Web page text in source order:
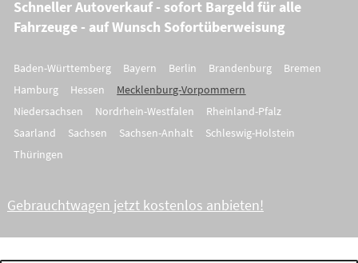
Schneller Autoverkauf - sofort Bargeld für alle
Fahrzeuge - auf Wunsch Sofortüberweisung
Baden-Württemberg Bayern Berlin Brandenburg
Bremen
Hamburg
Hessen
Mecklenburg-Vorpommern
Niedersachsen
Nordrhein-Westfalen
Rheinland-Pfalz
Saarland
Sachsen Sachsen-Anhalt
Schleswig-Holstein
Thüringen
Gebrauchtwagen jetzt kostenlos anbieten!